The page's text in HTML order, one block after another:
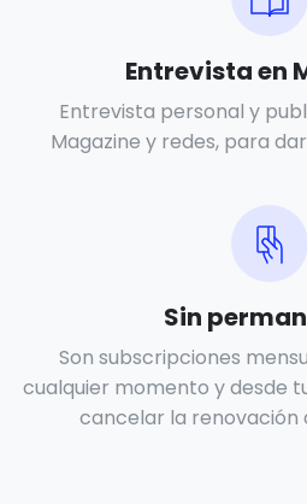
Entrevista en
Entrevista personal y
Magazine y redes, para
Sin
Son subscripciones
cualquier momento y desde
cancelar la renovación